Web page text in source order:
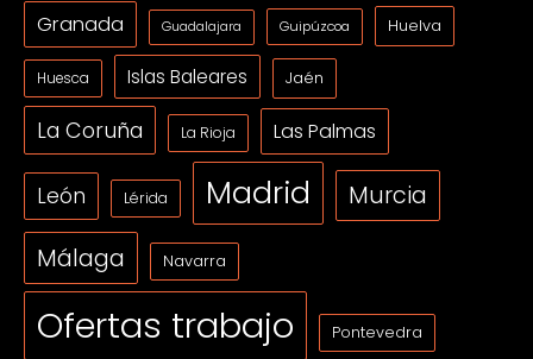
Granada Guadalajara Guipúzcoa Huelva
Huesca Islas Baleares Jaén
La Coruña La Rioja Las Palmas
León Lérida Madrid Murcia
Málaga Navarra
Ofertas trabajo Pontevedra